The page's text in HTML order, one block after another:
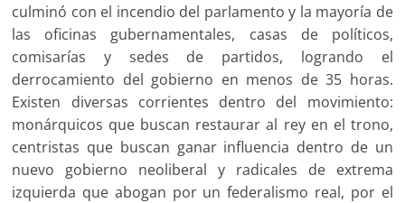
culminó con el incendio del parlamento y la mayoría de
las oficinas gubernamentales, casas de políticos,
comisarías y sedes de partidos, logrando el
derrocamiento del gobierno en menos de 35 horas.
Existen diversas corrientes dentro del movimiento:
monárquicos que buscan restaurar al rey en el trono,
centristas que buscan ganar influencia dentro de un
nuevo gobierno neoliberal y radicales de extrema
izquierda que abogan por un federalismo real, por el